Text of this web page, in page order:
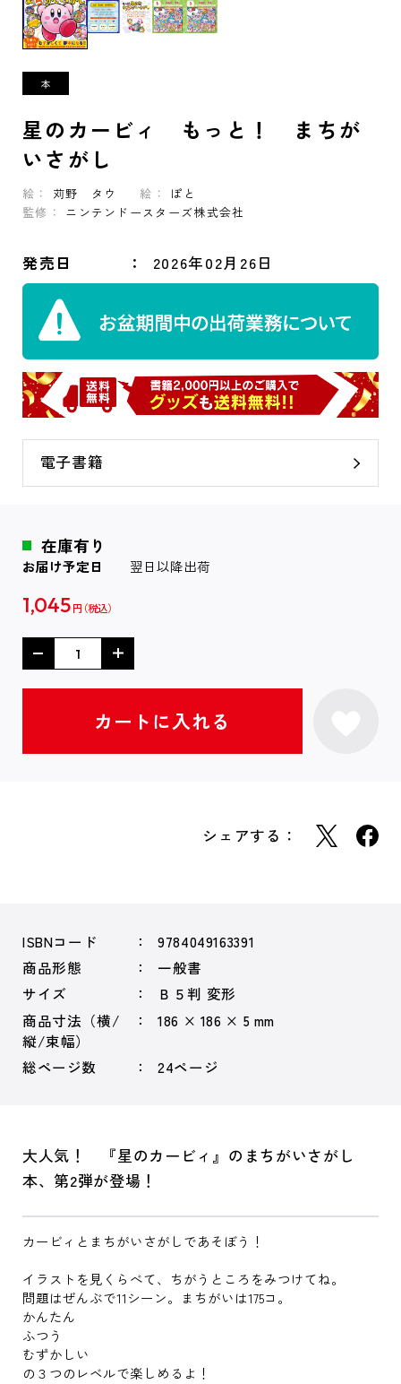
星のカービィ もっと！ まちが
いさがし
絵： 苅野 タウ 絵：
ぽと
監修：
ニンテンドースターズ株式会社
発売日 2026年02月26日
電子書籍
在庫有り
お届け予定日 翌日以降出荷
1,045 円
シェアする：
ISBNコード
9784049163391
商品形態
一般書
サイズ
Ｂ５判 変形
商品寸法（横/
縦/束幅）
186 × 186 × 5 mm
総ページ数 24ページ
大人気！ 『星のカービィ』のまちがいさがし
本、第2弾が登場！
カービィとまちがいさがしであそぼう！
イラストを見くらべて、ちがうところをみつけてね。
問題はぜんぶで11シーン。まちがいは175コ。
かんたん
ふつう
むずかしい
の３つのレベルで楽しめるよ！